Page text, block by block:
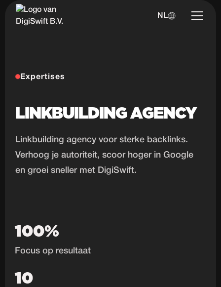
NL
Expertises
LINKBUILDING AGENCY
Linkbuilding agency voor sterke backlinks.
Verhoog je autoriteit, scoor hoger in Google
en groei sneller met DigiSwift.
100%
Focus op resultaat
10